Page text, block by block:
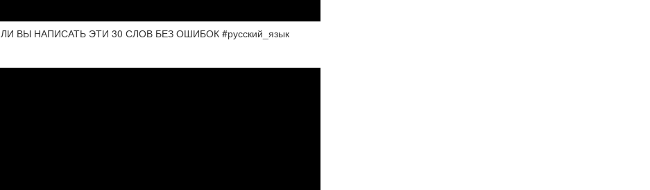
НАПИСАТЬ ЭТИ 30 СЛОВ БЕЗ ОШИБОК #русский_язык